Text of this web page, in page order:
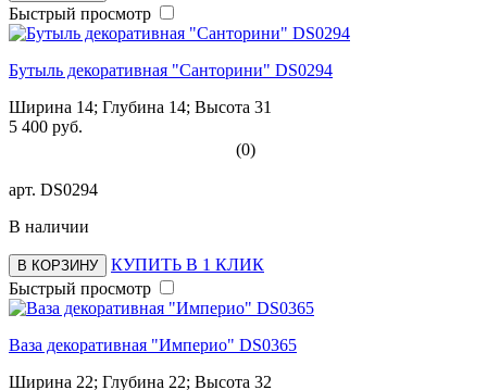
Быстрый просмотр
Бутыль декоративная "Санторини" DS0294
Ширина 14; Глубина 14; Высота 31
5 400 руб.
(0)
арт. DS0294
В наличии
В КОРЗИНУ
КУПИТЬ В 1 КЛИК
Быстрый просмотр
Ваза декоративная "Империо" DS0365
Ширина 22; Глубина 22; Высота 32